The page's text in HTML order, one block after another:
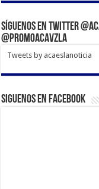
Síguenos en Twitter
@PromoACAVzla
Tweets by acaeslanoticia
Siguenos en Facebook